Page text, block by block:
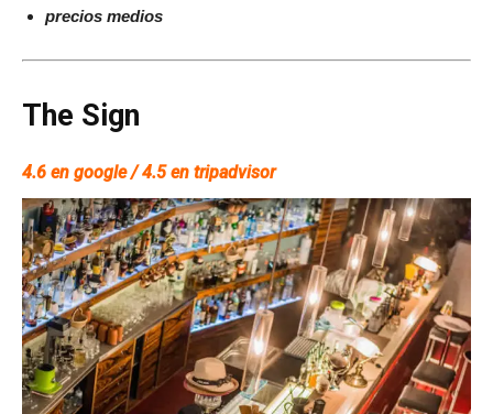
precios medios
The Sign
4.6 en google / 4.5 en tripadvisor